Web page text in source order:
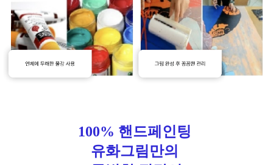
100% 핸드페인팅
유화그림만의